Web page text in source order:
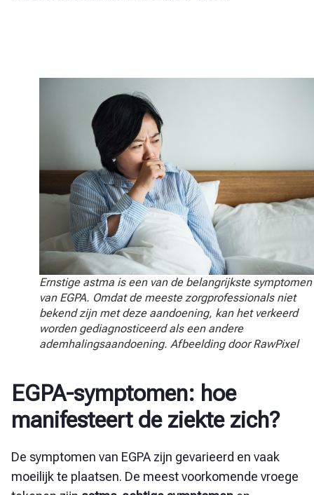
Ernstige astma is een van de belangrijkste symptomen
van EGPA. Omdat de meeste zorgprofessionals niet
bekend zijn met deze aandoening, kan het verkeerd
worden gediagnosticeerd als een andere
ademhalingsaandoening. Afbeelding door RawPixel
EGPA-symptomen: hoe
manifesteert de ziekte zich?
De symptomen van EGPA zijn gevarieerd en vaak
moeilijk te plaatsen. De meest voorkomende vroege